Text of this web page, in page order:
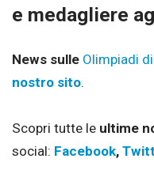
e medagliere
News sulle Olimpiadi
nostro sito.
Scopri tutte le ultime
social: Facebook,